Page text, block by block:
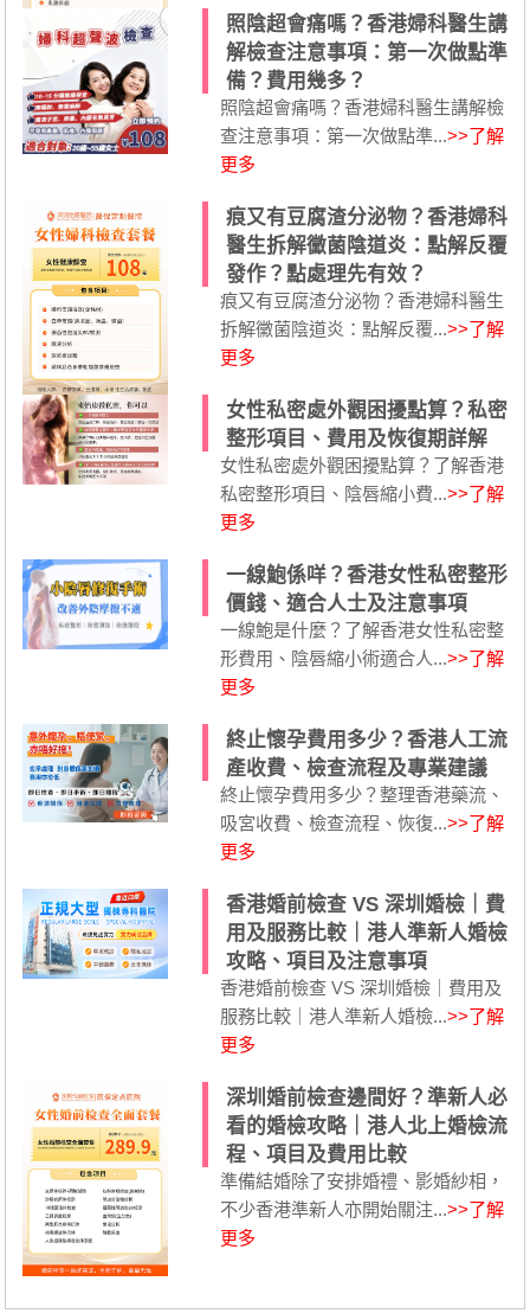
照陰超會痛嗎？香港婦科醫生講
解檢查注意事項：第一次做點準
備？費用幾多？
照陰超會痛嗎？香港婦科醫生講解檢
查注意事項：第一次做點準...>>了解
更多
痕又有豆腐渣分泌物？香港婦科
醫生拆解黴菌陰道炎：點解反覆
發作？點處理先有效？
痕又有豆腐渣分泌物？香港婦科醫生
拆解黴菌陰道炎：點解反覆...>>了解
更多
女性私密處外觀困擾點算？私密
整形項目、費用及恢復期詳解
女性私密處外觀困擾點算？了解香港
私密整形項目、陰唇縮小費...>>了解
更多
一線鮑係咩？香港女性私密整形
價錢、適合人士及注意事項
一線鮑是什麼？了解香港女性私密整
形費用、陰唇縮小術適合人...>>了解
更多
終止懷孕費用多少？香港人工流
產收費、檢查流程及專業建議
終止懷孕費用多少？整理香港藥流、
吸宮收費、檢查流程、恢復...>>了解
更多
香港婚前檢查 VS 深圳婚檢｜費
用及服務比較｜港人準新人婚檢
攻略、項目及注意事項
香港婚前檢查 VS 深圳婚檢｜費用及
服務比較｜港人準新人婚檢...>>了解
更多
深圳婚前檢查邊間好？準新人必
看的婚檢攻略｜港人北上婚檢流
程、項目及費用比較
準備結婚除了安排婚禮、影婚紗相，
不少香港準新人亦開始關注...>>了解
更多